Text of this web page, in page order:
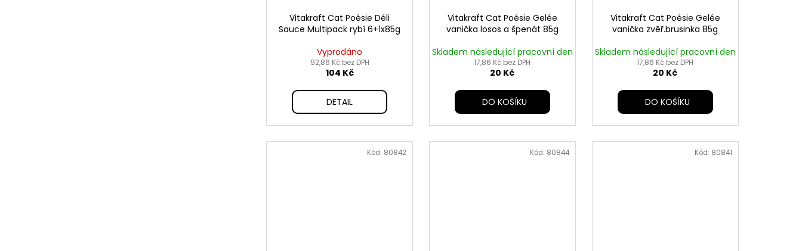
Vitakraft Cat Poésie Déli
Sauce Multipack rybí 6+1x85g
Vyprodáno
92,86 Kč bez DPH
104 Kč
DETAIL
Vitakraft Cat Poésie Gelée
vanička losos a špenát 85g
Skladem následující pracovní den
17,86 Kč bez DPH
20 Kč
DO KOŠÍKU
Vitakraft Cat Poésie Gelée
vanička zvěř.brusinka 85g
Skladem následující pracovní den
17,86 Kč bez DPH
20 Kč
DO KOŠÍKU
Kód: 80842 Kód: 80844 Kód: 80841